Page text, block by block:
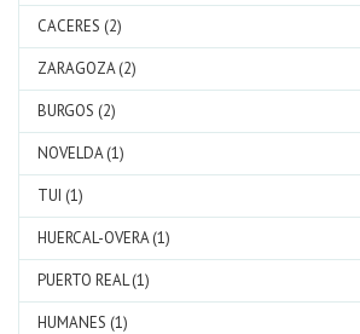
CACERES (2)
ZARAGOZA (2)
BURGOS (2)
NOVELDA (1)
TUI (1)
HUERCAL-OVERA (1)
PUERTO REAL (1)
HUMANES (1)